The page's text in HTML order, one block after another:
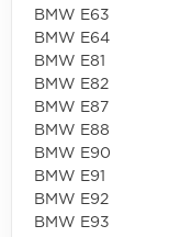
BMW E63
BMW E64
BMW E81
BMW E82
BMW E87
BMW E88
BMW E90
BMW E91
BMW E92
BMW E93